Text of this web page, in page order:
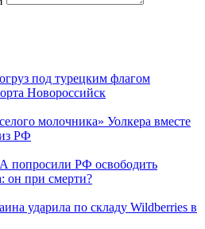
под турецким флагом
Новороссийск
молочника» Уолкера вместе
РФ
РФ освободить
он при смерти?
ударила по складу Wildberries в